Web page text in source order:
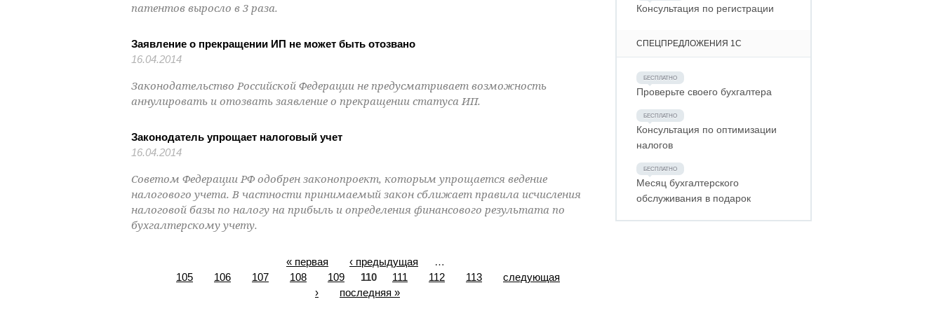
патентов выросло в 3 раза.
Заявление о прекращении ИП не может быть отозвано
16.04.2014
Законодательство Российской Федерации не предусматривает возможность
аннулировать и отозвать заявление о прекращении статуса ИП.
Законодатель упрощает налоговый учет
16.04.2014
Советом Федерации РФ одобрен законопроект, которым упрощается ведение
налогового учета. В частности принимаемый закон сближает правила исчисления
налоговой базы по налогу на прибыль и определения финансового результата по
бухгалтерскому учету.
« первая ‹ предыдущая
105
106 107 108 109 110 111 112 113
следующая
›
последняя »
Консультация по регистрации
СПЕЦПРЕДЛОЖЕНИЯ 1С
Проверьте своего бухгалтера
Консультация по оптимизации
налогов
Месяц бухгалтерского
обслуживания в подарок